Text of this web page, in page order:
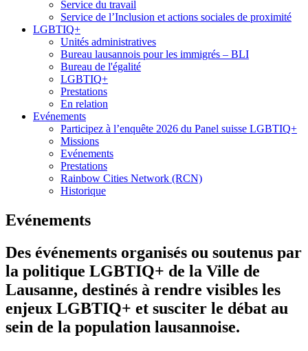
Service du travail
Service de l’Inclusion et actions sociales de proximité
LGBTIQ+
Unités administratives
Bureau lausannois pour les immigrés – BLI
Bureau de l'égalité
LGBTIQ+
Prestations
En relation
Evénements
Participez à l’enquête 2026 du Panel suisse LGBTIQ+
Missions
Evénements
Prestations
Rainbow Cities Network (RCN)
Historique
Evénements
Des événements organisés ou soutenus par
la politique LGBTIQ+ de la Ville de
Lausanne, destinés à rendre visibles les
enjeux LGBTIQ+ et susciter le débat au
sein de la population lausannoise.